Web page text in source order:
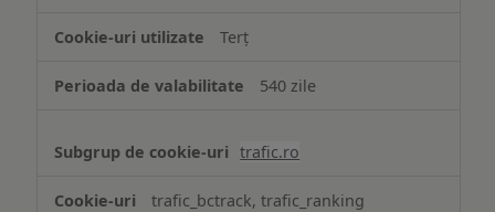
Terț
540 zile
trafic.ro
trafic_bctrack, trafic_ranking